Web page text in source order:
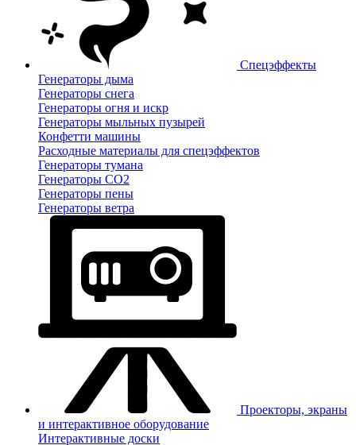
Спецэффекты
Генераторы дыма
Генераторы снега
Генераторы огня и искр
Генераторы мыльных пузырей
Конфетти машины
Расходные материалы для спецэффектов
Генераторы тумана
Генераторы CO2
Генераторы пены
Генераторы ветра
Проекторы, экраны
и интерактивное оборудование
Интерактивные доски